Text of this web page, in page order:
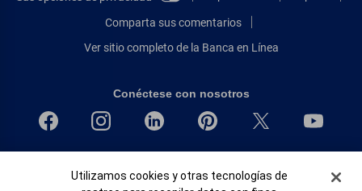
Comparta sus comentarios
Ver sitio completo de la Banca en Línea
Conéctese con nosotros
Igualdad de oportunidades en préstamos para viviendas
Banner de Cookies
Utilizamos cookies y otras tecnologías de